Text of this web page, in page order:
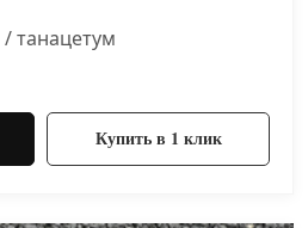
танацетум
Купить в 1 клик